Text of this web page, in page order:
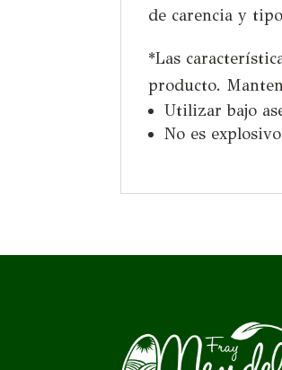
de carencia y
*Las
producto.
Utilizar bajo
No es